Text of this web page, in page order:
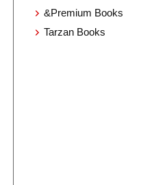
&Premium Books
Tarzan Books